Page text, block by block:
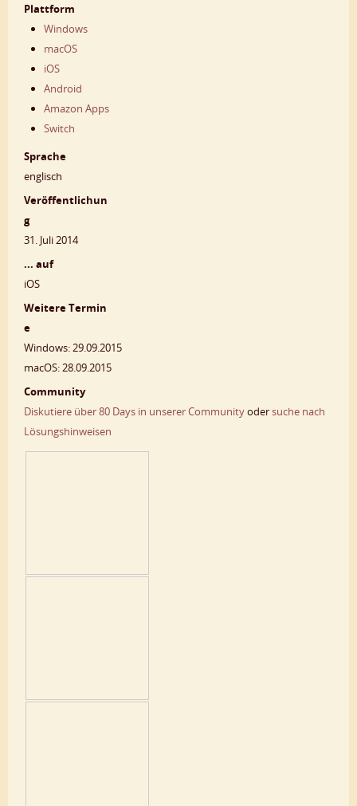
Plattform
Windows
macOS
iOS
Android
Amazon Apps
Switch
Sprache
englisch
Veröffentlichun
g
31. Juli 2014
... auf
iOS
Weitere Termin
e
Windows: 29.09.2015
macOS: 28.09.2015
Community
Diskutiere über 80 Days in unserer Communityodersuche nach
Lösungshinweisen